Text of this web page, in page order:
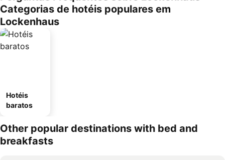
Categorias de hotéis populares em
Lockenhaus
Hotéis
baratos
Other popular destinations with bed and
breakfasts